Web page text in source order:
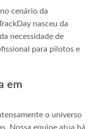
cenário da
nasceu da
necessidade de
para pilotos e
em
o universo
Nossa equipe atua há